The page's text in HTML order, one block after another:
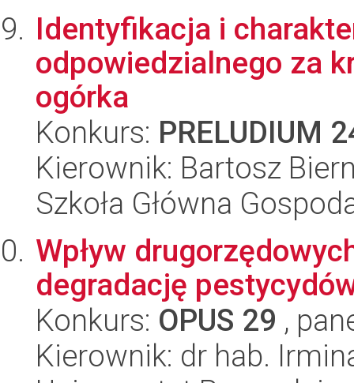
Identyfikacja i
odpowiedzialnego za
ogórka
Konkurs: PRELUDIUM
Kierownik: Bartosz
Szkoła Główna
Wpływ
degradację
Konkurs: OPUS 29 ,
Kierownik: dr hab.